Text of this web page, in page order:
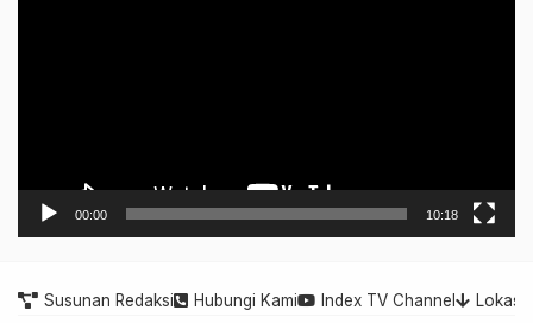
00:00 10:18
Susunan Redaksi Hubungi Kami Index TV Channel Lokasi